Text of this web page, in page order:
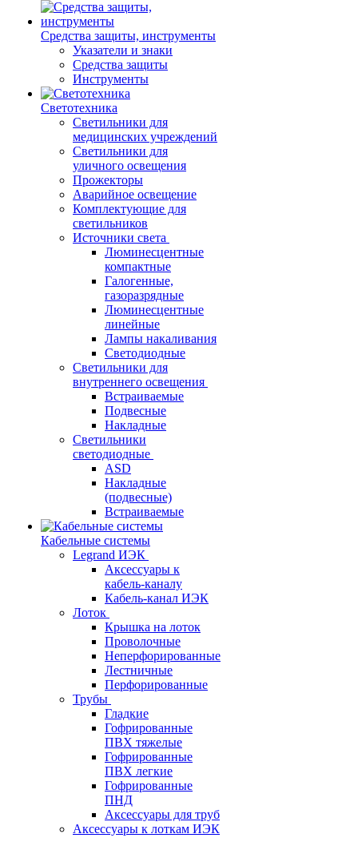
Средства защиты, инструменты
Указатели и знаки
Средства защиты
Инструменты
Светотехника
Светильники для
медицинских учреждений
Светильники для
уличного освещения
Прожекторы
Аварийное освещение
Комплектующие для
светильников
Источники света
Люминесцентные
компактные
Галогенные,
газоразрядные
Люминесцентные
линейные
Лампы накаливания
Светодиодные
Светильники для
внутреннего освещения
Встраиваемые
Подвесные
Накладные
Светильники
светодиодные
ASD
Накладные
(подвесные)
Встраиваемые
Кабельные системы
Legrand ИЭК
Аксессуары к
кабель-каналу
Кабель-канал ИЭК
Лоток
Крышка на лоток
Проволочные
Неперфорированные
Лестничные
Перфорированные
Трубы
Гладкие
Гофрированные
ПВХ тяжелые
Гофрированные
ПВХ легкие
Гофрированные
ПНД
Аксессуары для труб
Аксессуары к лоткам ИЭК